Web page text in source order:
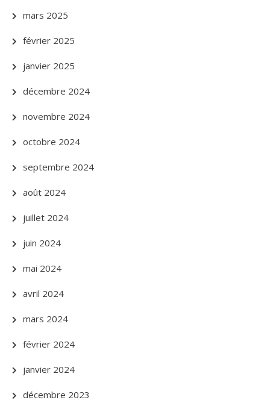
mars 2025
février 2025
janvier 2025
décembre 2024
novembre 2024
octobre 2024
septembre 2024
août 2024
juillet 2024
juin 2024
mai 2024
avril 2024
mars 2024
février 2024
janvier 2024
décembre 2023